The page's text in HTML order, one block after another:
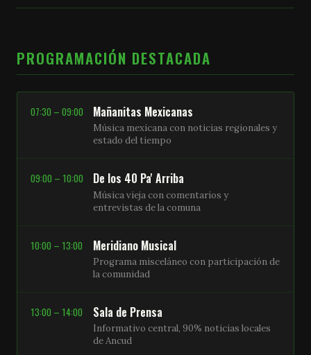
PROGRAMACIÓN DESTACADA
07:30 – 09:00 Mañanitas Mexicanas
Música mexicana con noticias regionales y
estado del tiempo
09:00 – 10:00 De los 40 Pa' Arriba
Música vieja con comentarios y
entrevistas de la comuna
10:00 – 13:00 Meridiano Musical
Programa misceláneo con participación de
la comunidad
13:00 – 14:00 Sala de Prensa
Informativo central, 90% noticias locales
de Ancud